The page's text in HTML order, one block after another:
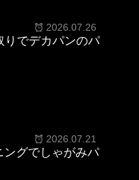
2026.07.26
りでデカパンのパ
2026.07.21
ングでしゃがみパ